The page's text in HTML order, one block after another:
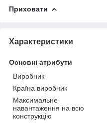
Приховати
Характеристики
Основні атрибути
Виробник
Країна виробник
Максимальне
навантаження на всю
конструкцію